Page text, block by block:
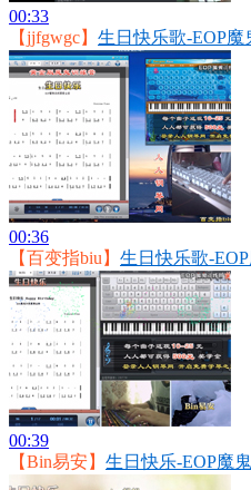
00:33
【jjfgwgc】 生日快乐歌-EOP
00:36
【百变指biu】 生日快乐歌-
00:39
【Bin易安】 生日快乐-EOP魔